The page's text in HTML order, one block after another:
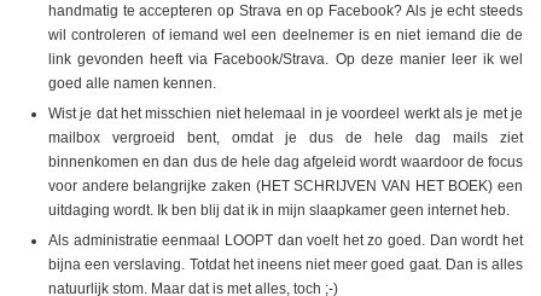
handmatig te accepteren op Strava en op Facebook? Als je echt steeds
wil controleren of iemand wel een deelnemer is en niet iemand die de
link gevonden heeft via Facebook/Strava. Op deze manier leer ik wel
goed alle namen kennen.
Wist je dat het misschien niet helemaal in je voordeel werkt als je met je
mailbox vergroeid bent, omdat je dus de hele dag mails ziet
binnenkomen en dan dus de hele dag afgeleid wordt waardoor de focus
voor andere belangrijke zaken (HET SCHRIJVEN VAN HET BOEK) een
uitdaging wordt. Ik ben blij dat ik in mijn slaapkamer geen internet heb.
Als administratie eenmaal LOOPT dan voelt het zo goed. Dan wordt het
bijna een verslaving. Totdat het ineens niet meer goed gaat. Dan is alles
natuurlijk stom. Maar dat is met alles, toch ;-)